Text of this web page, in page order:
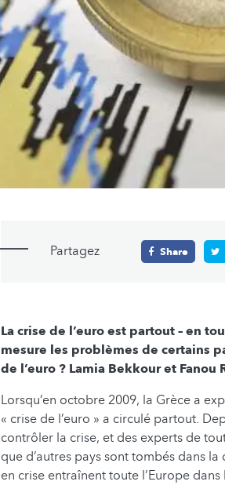
Partagez Share
La crise de l’euro est partout – en
mesure les problèmes de certains
de l’euro ? Lamia Bekkour et
Lorsqu’en octobre 2009, la Grèce a
« crise de l’euro » a circulé partout.
contrôler la crise, et des experts de
que d’autres pays sont tombés dans
en crise entraînent toute l’Europe